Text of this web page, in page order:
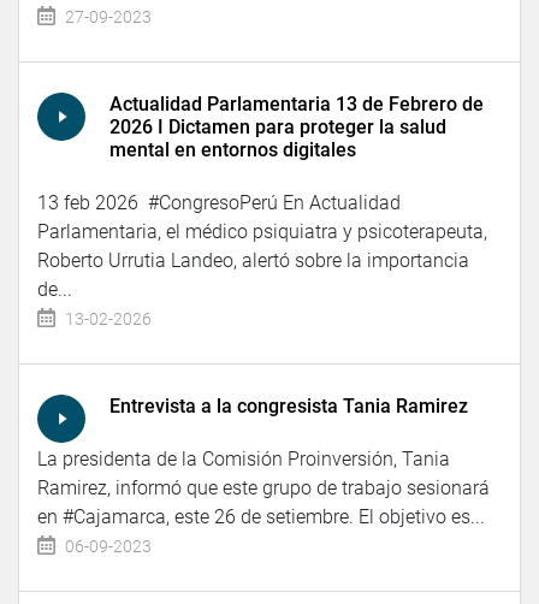
27-09-2023
Actualidad Parlamentaria 13 de Febrero de
2026 I Dictamen para proteger la salud
mental en entornos digitales
13 feb 2026 #CongresoPerú En Actualidad
Parlamentaria, el médico psiquiatra y psicoterapeuta,
Roberto Urrutia Landeo, alertó sobre la importancia
de...
13-02-2026
Entrevista a la congresista Tania Ramirez
La presidenta de la Comisión Proinversión, Tania
Ramirez, informó que este grupo de trabajo sesionará
en #Cajamarca, este 26 de setiembre. El objetivo es...
06-09-2023